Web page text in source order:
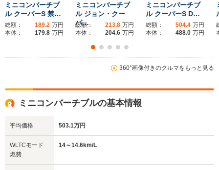
ミニコンバーチブ
ル クーパーS 禁…
総額： 189.2 万円
本体：
179.8 万円
ミニコンバーチブ
ル ジョン・クー
パ…
総額： 213.8 万円
本体：
204.6 万円
ミニコンバーチブ
ル クーパーS D…
総額： 504.4 万円
本体：
488.0 万円
360°画像付きのクルマをもっと見る
ミニコンバーチブルの基本情報
平均価格 503.1万円
WLTCモード
燃費
14～14.6km/L